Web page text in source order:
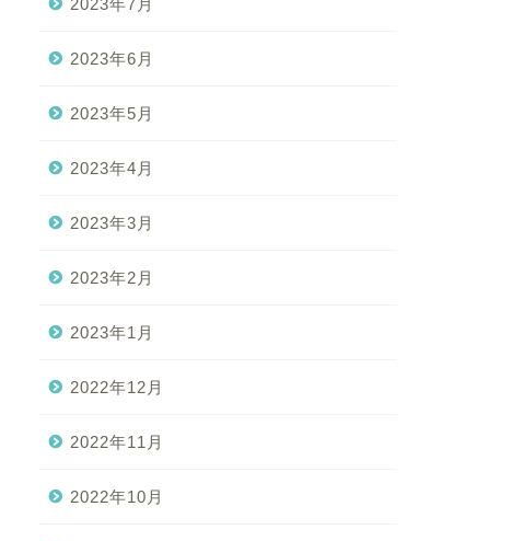
2023年7月
2023年6月
2023年5月
2023年4月
2023年3月
2023年2月
2023年1月
2022年12月
2022年11月
2022年10月